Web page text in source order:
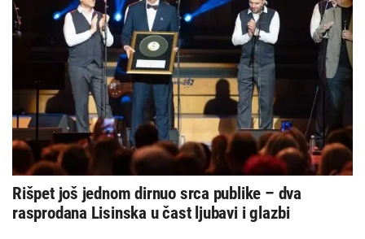
Rišpet još jednom dirnuo srca publike – dva
rasprodana Lisinska u čast ljubavi i glazbi